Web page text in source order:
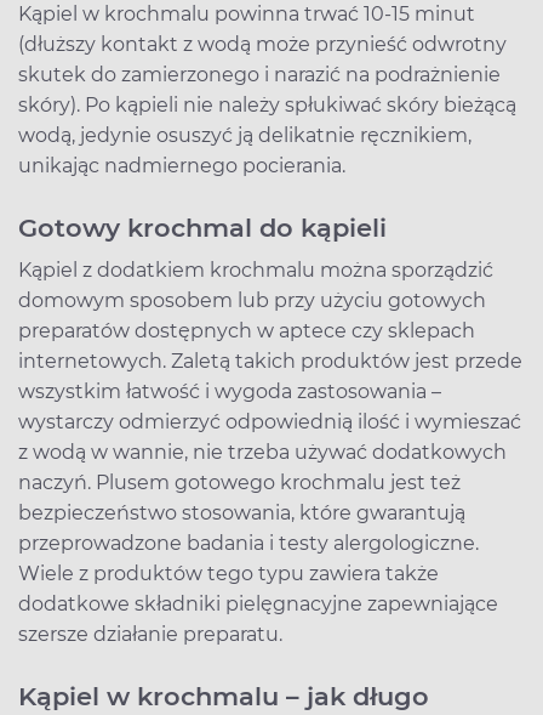
Kąpiel w krochmalu powinna trwać 10-15 minut
(dłuższy kontakt z wodą może przynieść odwrotny
skutek do zamierzonego i narazić na podrażnienie
skóry). Po kąpieli nie należy spłukiwać skóry bieżącą
wodą, jedynie osuszyć ją delikatnie ręcznikiem,
unikając nadmiernego pocierania.
Gotowy krochmal do kąpieli
Kąpiel z dodatkiem krochmalu można sporządzić
domowym sposobem lub przy użyciu gotowych
preparatów dostępnych w aptece czy sklepach
internetowych. Zaletą takich produktów jest przede
wszystkim łatwość i wygoda zastosowania –
wystarczy odmierzyć odpowiednią ilość i wymieszać
z wodą w wannie, nie trzeba używać dodatkowych
naczyń. Plusem gotowego krochmalu jest też
bezpieczeństwo stosowania, które gwarantują
przeprowadzone badania i testy alergologiczne.
Wiele z produktów tego typu zawiera także
dodatkowe składniki pielęgnacyjne zapewniające
szersze działanie preparatu.
Kąpiel w krochmalu – jak długo